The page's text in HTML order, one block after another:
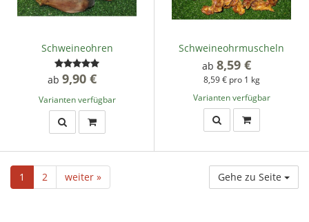
Schweineohren
ab 9,90 €
Varianten verfügbar
Schweineohrmuscheln
ab 8,59 €
8,59 € pro 1 kg
Varianten verfügbar
1 2 weiter » Gehe zu Seite